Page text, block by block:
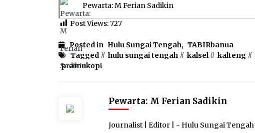
Pewarta: M Ferian Sadikin
Post Views:727
Posted in Hulu Sungai Tengah, TABIRbanua
Tagged # hulu sungai tengah # kalsel# kalteng #
pramukopi
Pewarta: M Ferian Sadikin
Journalist | Editor | - Hulu Sungai Tengah